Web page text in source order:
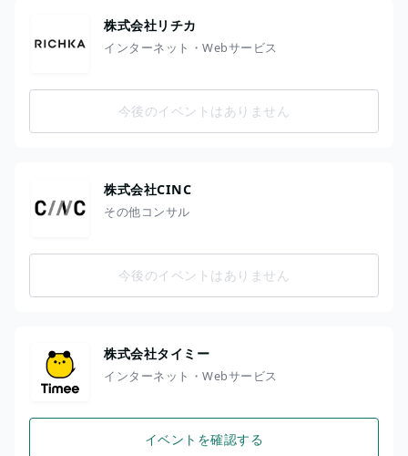
株式会社リチカ
インターネット・Webサービス
今後のイベントはありません
株式会社CINC
その他コンサル
今後のイベントはありません
株式会社タイミー
インターネット・Webサービス
イベントを確認する